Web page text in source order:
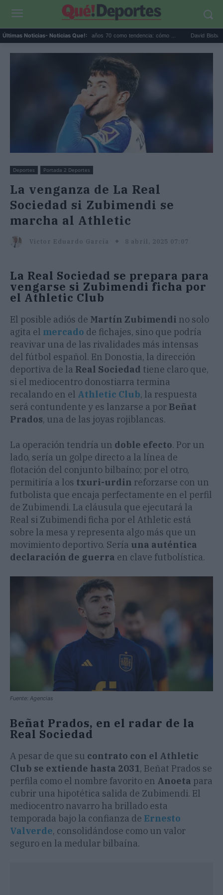
Últimas Noticias- Noticias Que!:
Las sandalias de los años 70 como tendencia: cómo ... David Bisbal
Deportes Portada 2 Deportes
La venganza de La Real
Sociedad si Zubimendi se
marcha al Athletic
Victor Eduardo García 8 abril, 2025 07:07
La Real Sociedad se prepara para
vengarse si Zubimendi ficha por
el Athletic Club
El posible adiós de Martín Zubimendi no solo
agita el mercado de fichajes, sino que podría
reavivar una de las rivalidades más intensas
del fútbol español. En Donostia, la dirección
deportiva de la Real Sociedad tiene claro que,
si el mediocentro donostiarra termina
recalando en el Athletic Club, la respuesta
será contundente y es lanzarse a porBeñat
Prados, una de las joyas rojiblancas.
La operación tendría un doble efecto. Por un
lado, sería un golpe directo a la línea de
flotación del conjunto bilbaíno; por el otro,
permitiría a los txuri-urdin reforzarse con un
futbolista que encaja perfectamente en el perfil
de Zubimendi. La cláusula que ejecutará la
Real si Zubimendi ficha por el Athletic está
sobre la mesa y representa algo más que un
movimiento deportivo. Sería una auténtica
declaración de guerra en clave futbolística.
Fuente: Agencias
Beñat Prados, en el radar de la
Real Sociedad
A pesar de que su contrato con el Athletic
Club se extiende hasta 2031, Beñat Prados se
perfila como el nombre favorito en Anoeta para
cubrir una hipotética salida de Zubimendi. El
mediocentro navarro ha brillado esta
temporada bajo la confianza de Ernesto
Valverde, consolidándose como un valor
seguro en la medular bilbaína.